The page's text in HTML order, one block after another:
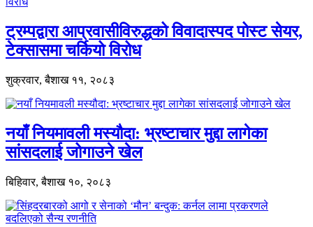
ट्रम्पद्वारा आप्रवासीविरुद्धको विवादास्पद पोस्ट सेयर,
टेक्सासमा चर्कियो विरोध
शुक्रवार, बैशाख ११, २०८३
नयाँ नियमावली मस्यौदा: भ्रष्टाचार मुद्दा लागेका
सांसदलाई जोगाउने खेल
बिहिवार, बैशाख १०, २०८३